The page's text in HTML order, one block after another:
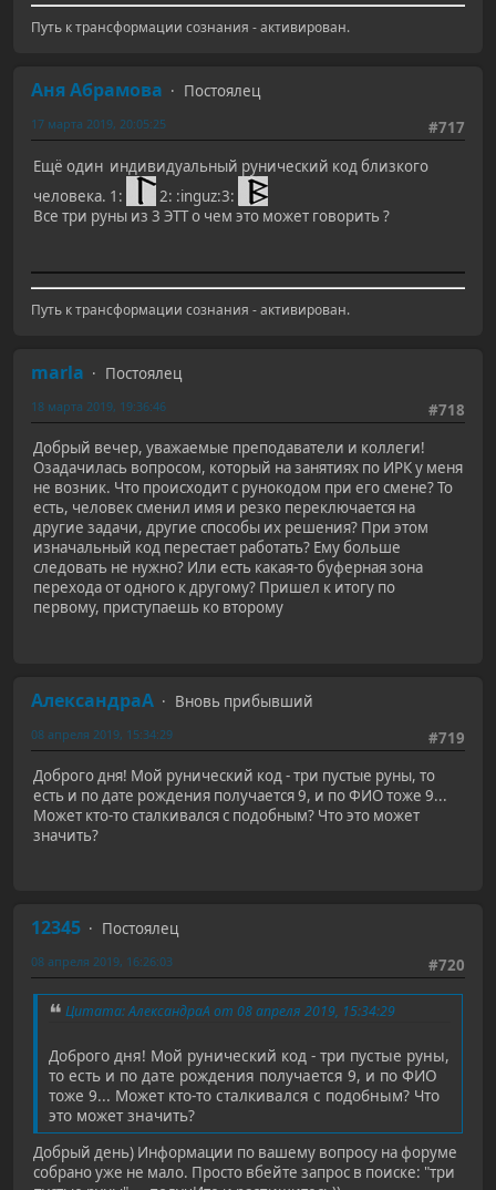
Путь к трансформации сознания - активирован.
Аня Абрамова
Постоялец
#717
17 марта 2019, 20:05:25
Ещё один индивидуальный рунический код близкого
человека. 1:
2: :inguz:3:
Все три руны из 3 ЭТТ о чем это может говорить ?
Путь к трансформации сознания - активирован.
marla
Постоялец
#718
18 марта 2019, 19:36:46
Добрый вечер, уважаемые преподаватели и коллеги!
Озадачилась вопросом, который на занятиях по ИРК у меня
не возник. Что происходит с рунокодом при его смене? То
есть, человек сменил имя и резко переключается на
другие задачи, другие способы их решения? При этом
изначальный код перестает работать? Ему больше
следовать не нужно? Или есть какая-то буферная зона
перехода от одного к другому? Пришел к итогу по
первому, приступаешь ко второму
АлександраА
Вновь прибывший
#719
08 апреля 2019, 15:34:29
Доброго дня! Мой рунический код - три пустые руны, то
есть и по дате рождения получается 9, и по ФИО тоже 9...
Может кто-то сталкивался с подобным? Что это может
значить?
12345
Постоялец
#720
08 апреля 2019, 16:26:03
Цитата: АлександраА от 08 апреля 2019, 15:34:29
Доброго дня! Мой рунический код - три пустые руны,
то есть и по дате рождения получается 9, и по ФИО
тоже 9... Может кто-то сталкивался с подобным? Что
это может значить?
Добрый день) Информации по вашему вопросу на форуме
собрано уже не мало. Просто вбейте запрос в поиске: "три